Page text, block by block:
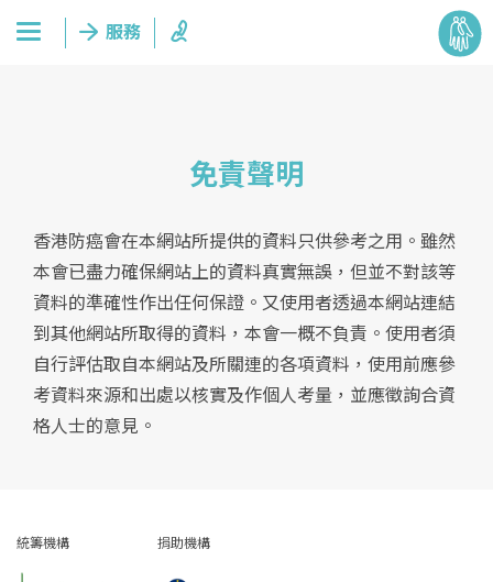
免責聲明
香港防癌會在本網站所提供的資料只供參考之用。雖然
本會已盡力確保網站上的資料真實無誤，但並不對該等
資料的準確性作出任何保證。又使用者透過本網站連結
到其他網站所取得的資料，本會一概不負責。使用者須
自行評估取自本網站及所關連的各項資料，使用前應參
考資料來源和出處以核實及作個人考量，並應徵詢合資
格人士的意見。
統籌機構 捐助機構